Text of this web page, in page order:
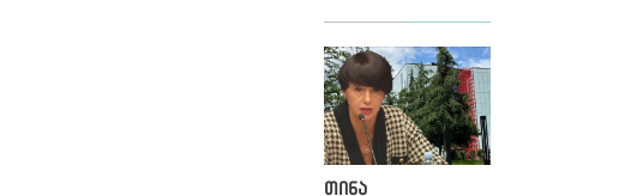
კოალიცია
ბერძენიშვილის
პირველი ვადის
შედეგებზე
თინა